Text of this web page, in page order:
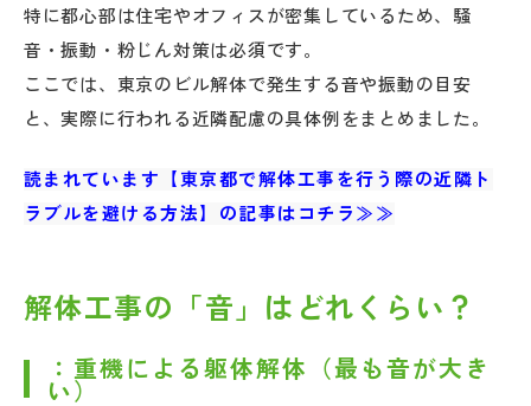
特に都心部は住宅やオフィスが密集しているため、騒
音・振動・粉じん対策は必須です。
ここでは、東京のビル解体で発生する音や振動の目安
と、実際に行われる近隣配慮の具体例をまとめました。
読まれています【東京都で解体工事を行う際の近隣ト
ラブルを避ける方法】の記事はコチラ≫≫
解体工事の「音」はどれくらい？
：重機による躯体解体（最も音が大き
い）